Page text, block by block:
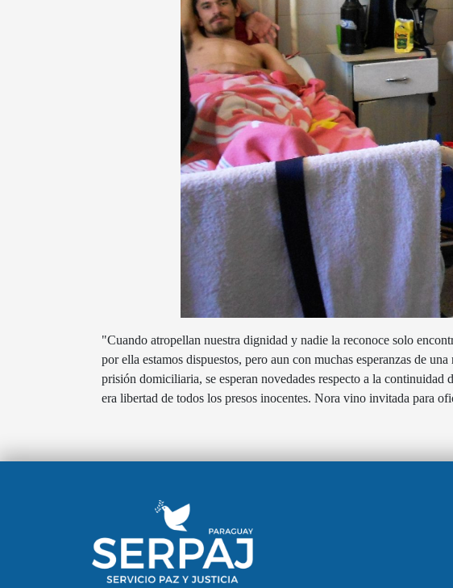
"Cuando atropellan nuestra dignidad y nadie la reconoce solo
por ella estamos dispuestos, pero aun con muchas esperanzas de
prisión domiciliaria, se esperan novedades respecto a la
era libertad de todos los presos inocentes. Nora vino invitada para